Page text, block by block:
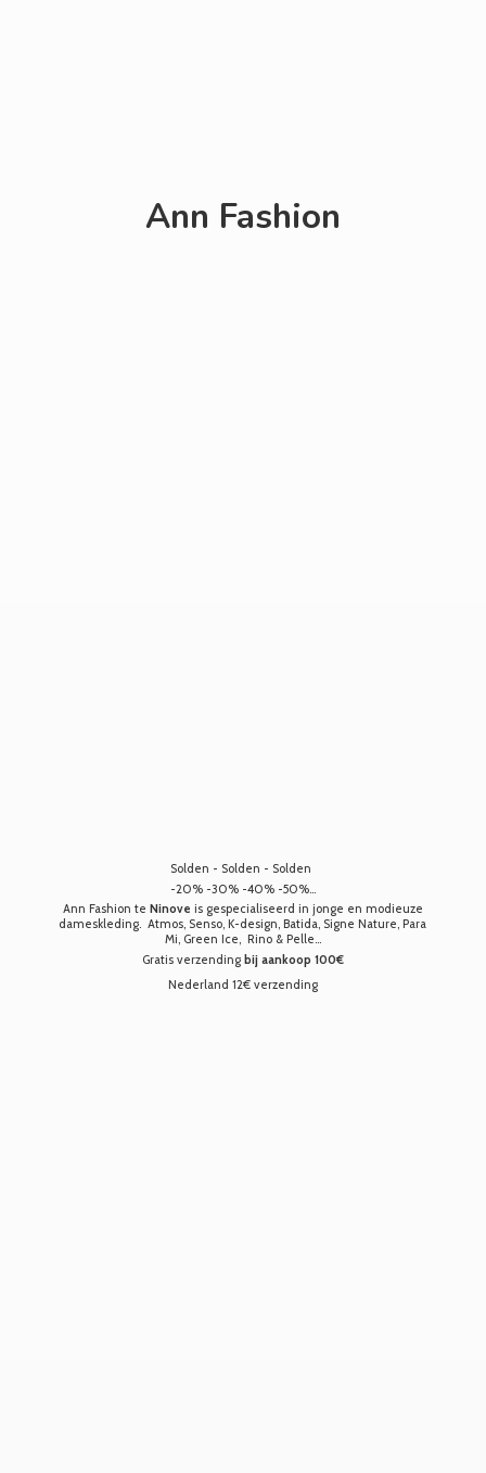
Ann Fashion
Solden - Solden - Solden
-20% -30% -40% -50%...
Ann Fashion te Ninove is gespecialiseerd in jonge en modieuze
dameskleding. Atmos, Senso, K-design, Batida, Signe Nature, Para
Mi, Green Ice, Rino & Pelle...
Gratis verzending bij aankoop 100€
Nederland 12€ verzending